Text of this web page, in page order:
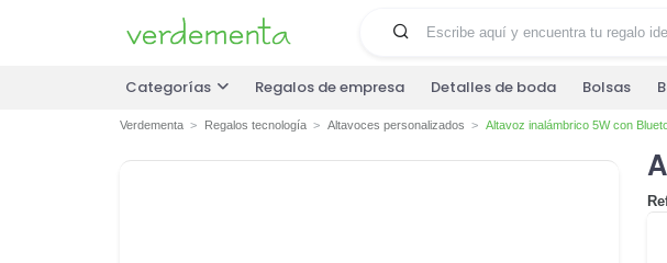
Categorías Regalos de empresa Detalles de boda Bolsas
Verdementa Regalos tecnología Altavoces personalizados Altavoz inalámbrico 5W con